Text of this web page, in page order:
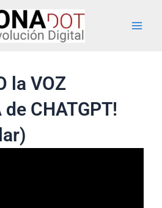
la VOZ
CHATGPT!